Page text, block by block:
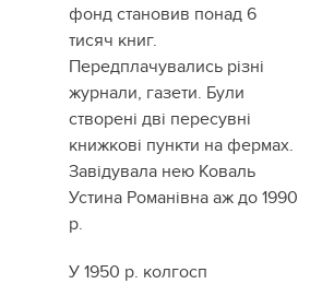
фонд становив понад 6
тисяч книг.
Передплачувались різні
журнали, газети. Були
створені дві пересувні
книжкові пункти на фермах.
Завідувала нею Коваль
Устина Романівна аж до 1990
р.
У 1950 р. колгосп